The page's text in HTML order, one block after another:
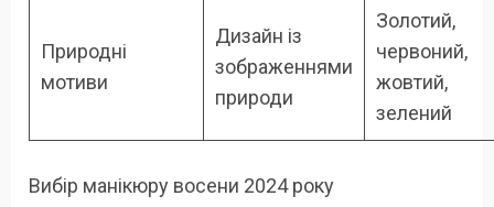
Природні
мотиви
Дизайн із
зображеннями
природи
Золотий,
червоний,
жовтий,
зелений
Вибір манікюру восени 2024 року